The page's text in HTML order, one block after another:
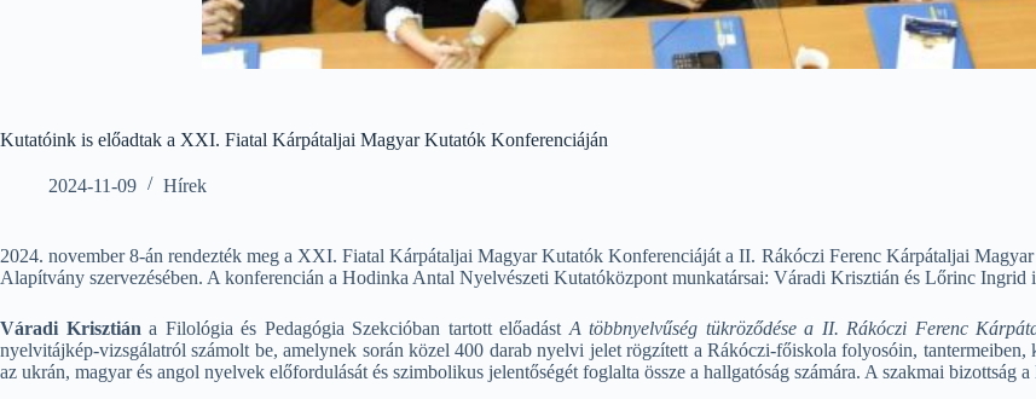
Kutatóink is előadtak a XXI. Fiatal Kárpátaljai Magyar Kutatók Konferenciáján
2024-11-09 Hírek
2024. november 8-án rendezték meg a XXI. Fiatal Kárpátaljai Magyar Kutatók Konferenciáját a II. Rákóczi Ferenc Kárpátaljai
Alapítvány szervezésében. A konferencián a Hodinka Antal Nyelvészeti Kutatóközpont munkatársai: Váradi Krisztián és Lőrinc Ingrid
Váradi Krisztián a Filológia és Pedagógia Szekcióban tartott előadást A többnyelvűség tükröződése a II. Rákóczi Ferenc
nyelvitájkép-vizsgálatról számolt be, amelynek során közel 400 darab nyelvi jelet rögzített a Rákóczi-főiskola folyosóin,
az ukrán, magyar és angol nyelvek előfordulását és szimbolikus jelentőségét foglalta össze a hallgatóság számára. A szakmai